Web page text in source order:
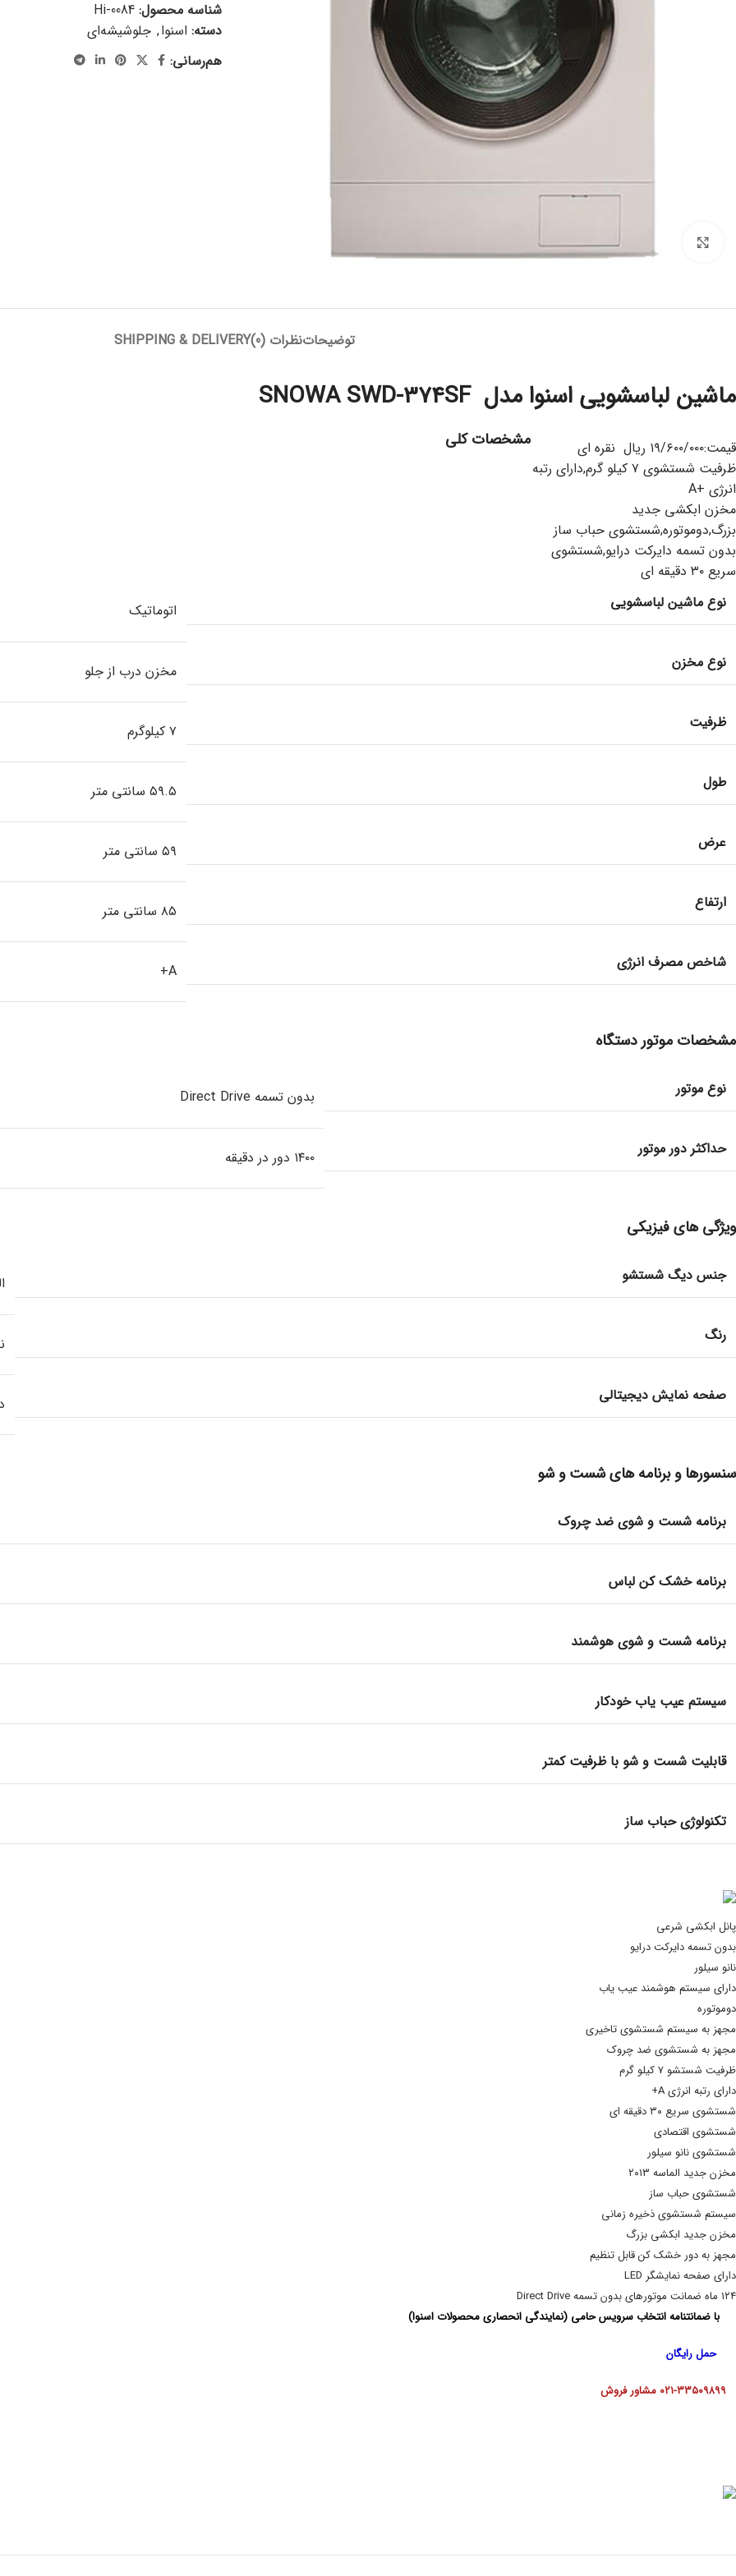
برای بزرگنمایی کلیک کنید
شناسه محصول: Hi-0084
دسته: اسنوا, جلوشیشه‌ای
هم‌رسانی:
توضیحاتنظرات (0) SHIPPING & DELIVERY
ماشین لباسشویی اسنوا مدل SNOWA SWD-374SF
قیمت:۱۹/۶۰۰/۰۰۰ ریال نقره ای
ظرفیت شستشوی ۷ کیلو گرم,دارای رتبه
انرژی +A
مخزن ابکشی جدید
بزرگ,دوموتوره,شستشوی حباب ساز
بدون تسمه دایرکت درایو,شستشوی
سریع ۳۰ دقیقه ای
مشخصات کلی
نوع ماشین لباسشویی اتوماتیک
نوع مخزن مخزن درب از جلو
ظرفیت ۷ کیلوگرم
طول ۵۹.۵ سانتی متر
عرض ۵۹ سانتی متر
ارتفاع ۸۵ سانتی متر
شاخص مصرف انرژی A+
مشخصات موتور دستگاه
نوع موتور بدون تسمه Direct Drive
حداکثر دور موتور ۱۴۰۰ دور در دقیقه
ویژگی های فیزیکی
جنس دیگ شستشو
رنگ
صفحه نمایش دیجیتالی
سنسورها و برنامه های شست و شو
برنامه شست و شوی ضد چروک
برنامه خشک کن لباس
برنامه شست و شوی هوشمند
سیستم عیب یاب خودکار
قابلیت شست و شو با ظرفیت کمتر
تکنولوژی حباب ساز
پانل ابکشی شرعی
بدون تسمه دایرکت درایو
نانو سیلور
دارای سیستم هوشمند عیب یاب
دوموتوره
مجهز به سیستم شستشوی تاخیری
مجهز به شستشوی ضد چروک
ظرفیت شستشو ۷ کیلو گرم
دارای رتبه انرژی A +
شستشوی سریع ۳۰ دقیقه ای
شستشوی اقتصادی
شستشوی نانو سیلور
مخزن جدید الماسه ۲۰۱۳
شستشوی حباب ساز
سیستم شستشوی ذخیره زمانی
مخزن جدید ابکشی بزرگ
مجهز به دور خشک کن قابل تنظیم
دارای صفحه نمایشگر LED
۱۲۴ ماه ضمانت موتورهای بدون تسمه
Direct Drive
با ضمانتنامه انتخاب سرویس حامی (نمایندگی انحصاری محصولات اسنوا)
حمل رایگان